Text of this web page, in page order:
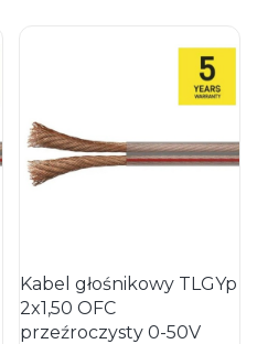
Kabel głośnikowy TLGYp
2x1,50 OFC
przeźroczysty 0-50V